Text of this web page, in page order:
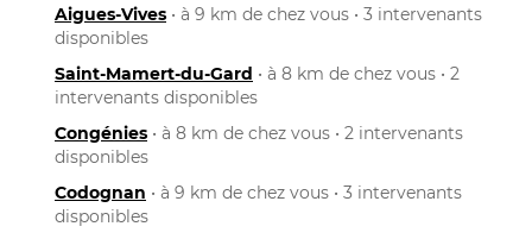
Aigues-Vives • à 9 km de chez vous • 3 intervenants
disponibles
Saint-Mamert-du-Gard • à 8 km de chez vous • 2
intervenants disponibles
Congénies • à 8 km de chez vous • 2 intervenants
disponibles
Codognan • à 9 km de chez vous • 3 intervenants
disponibles